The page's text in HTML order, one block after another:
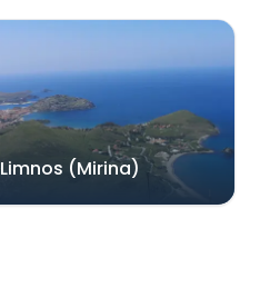
Limnos (Mirina)